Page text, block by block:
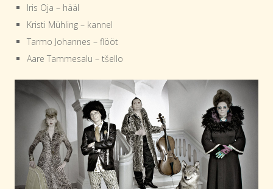
Iris Oja – hääl
Kristi Mühling – kannel
Tarmo Johannes – flööt
Aare Tammesalu – tšello